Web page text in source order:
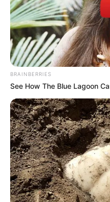
BRAINBERRIES
See How The Blue Lagoon